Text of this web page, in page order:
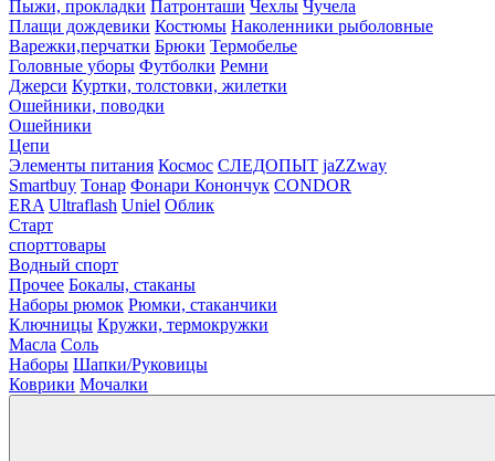
Пыжи, прокладки Патронташи Чехлы Чучела
Плащи дождевики Костюмы Наколенники рыболовные
Варежки,перчатки Брюки Термобелье
Головные уборы Футболки Ремни
Джерси Куртки, толстовки, жилетки
Ошейники, поводки
Ошейники
Цепи
Элементы питания Космос СЛЕДОПЫТ jaZZway
Smartbuy Тонар Фонари Конончук CONDOR
ERA Ultraflash Uniel Облик
Старт
спорттовары
Водный спорт
Прочее Бокалы, стаканы
Наборы рюмок Рюмки, стаканчики
Ключницы Кружки, термокружки
Масла Соль
Наборы Шапки/Руковицы
Коврики Мочалки